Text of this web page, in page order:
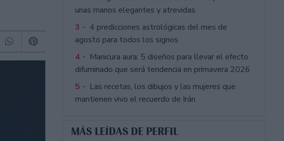
unas manos elegantes y atrevidas
3 - 4 predicciones astrológicas del mes de
agosto para todos los signos
4 - Manicura aura: 5 diseños para llevar el efecto
difuminado que será tendencia en primavera 2026
5 - Las recetas, los dibujos y las mujeres que
mantienen vivo el recuerdo de Irán
MÁS LEÍDAS DE PERFIL